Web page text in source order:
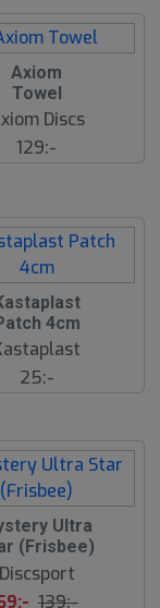
Axiom
Towel
Discs
129:-
4cm
25:-
Ultra
(Frisbee)
Discsport
139:-